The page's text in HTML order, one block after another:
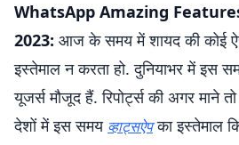
WhatsApp Amazing
2023: आज के समय में शायद की कोई
इस्तेमाल न करता हो. दुनियाभर में इस
यूजर्स मौजूद हैं. रिपोर्ट्स की अगर माने
देशों में इस समय व्हाट्सऐपका इस्तेमाल